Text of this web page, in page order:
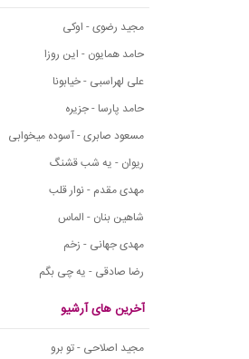
مجید رضوی - اوکی
حامد همایون - این روزا
علی لهراسبی - خیابونا
حامد پارسا - جزیره
مسعود صابری - آسوده میخوابی
ریوان - یه شب قشنگ
مهدی مقدم - نوار قلب
شاهین بنان - الماس
مهدی جهانی - زخم
رضا صادقی - یه چی بگم
آخرین های آرشیو
مجید اصلاحی - تو برو